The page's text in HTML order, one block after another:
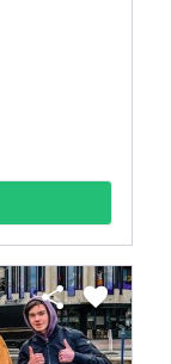
share favorite